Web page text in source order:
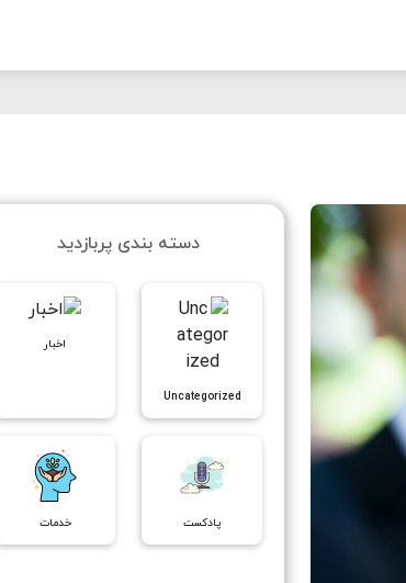
دسته بندی پربازدید
Uncategorized
اخبار
پادکست خدمات